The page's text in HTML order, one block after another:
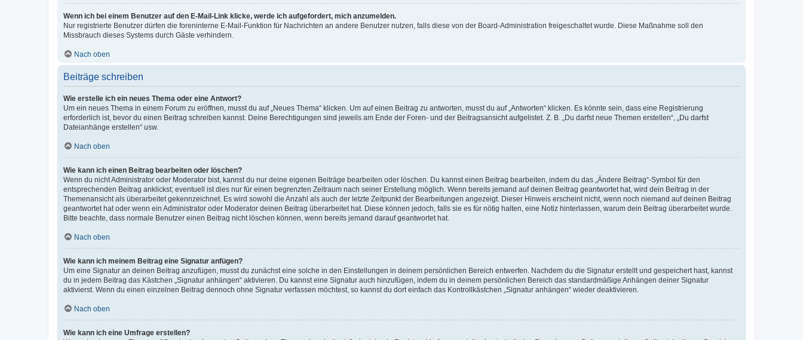
Wenn ich bei einem Benutzer auf den E-Mail-Link klicke, werde ich aufgefordert, mich anzumelden.
Nur registrierte Benutzer dürfen die foreninterne E-Mail-Funktion für Nachrichten an andere Benutzer nutzen, falls diese von der Board-Administration freigeschaltet wurde. Diese Maßnahme soll den
Missbrauch dieses Systems durch Gäste verhindern.
Nach oben
Beiträge schreiben
Wie erstelle ich ein neues Thema oder eine Antwort?
Um ein neues Thema in einem Forum zu eröffnen, musst du auf „Neues Thema“ klicken. Um auf einen Beitrag zu antworten, musst du auf „Antworten“ klicken. Es könnte sein, dass eine Registrierung
erforderlich ist, bevor du einen Beitrag schreiben kannst. Deine Berechtigungen sind jeweils am Ende der Foren- und der Beitragsansicht aufgelistet. Z. B. „Du darfst neue Themen erstellen“, „Du darfst
Dateianhänge erstellen“ usw.
Nach oben
Wie kann ich einen Beitrag bearbeiten oder löschen?
Wenn du nicht Administrator oder Moderator bist, kannst du nur deine eigenen Beiträge bearbeiten oder löschen. Du kannst einen Beitrag bearbeiten, indem du das „Ändere Beitrag“-Symbol für den
entsprechenden Beitrag anklickst; eventuell ist dies nur für einen begrenzten Zeitraum nach seiner Erstellung möglich. Wenn bereits jemand auf deinen Beitrag geantwortet hat, wird dein Beitrag in der
Themenansicht als überarbeitet gekennzeichnet. Es wird sowohl die Anzahl als auch der letzte Zeitpunkt der Bearbeitungen angezeigt. Dieser Hinweis erscheint nicht, wenn noch niemand auf deinen Beitrag
geantwortet hat oder wenn ein Administrator oder Moderator deinen Beitrag überarbeitet hat. Diese können jedoch, falls sie es für nötig halten, eine Notiz hinterlassen, warum dein Beitrag überarbeitet wurde.
Bitte beachte, dass normale Benutzer einen Beitrag nicht löschen können, wenn bereits jemand darauf geantwortet hat.
Nach oben
Wie kann ich meinem Beitrag eine Signatur anfügen?
Um eine Signatur an deinen Beitrag anzufügen, musst du zunächst eine solche in den Einstellungen in deinem persönlichen Bereich entwerfen. Nachdem du die Signatur erstellt und gespeichert hast, kannst
du in jedem Beitrag das Kästchen „Signatur anhängen“ aktivieren. Du kannst eine Signatur auch hinzufügen, indem du in deinem persönlichen Bereich das standardmäßige Anhängen deiner Signatur
aktivierst. Wenn du einen einzelnen Beitrag dennoch ohne Signatur verfassen möchtest, so kannst du dort einfach das Kontrollkästchen „Signatur anhängen“ wieder deaktivieren.
Nach oben
Wie kann ich eine Umfrage erstellen?